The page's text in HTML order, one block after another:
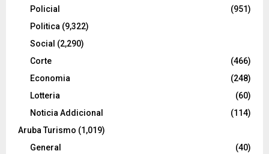
Policial
(951)
Politica (9,322)
Social (2,290)
Corte
(466)
Economia
(248)
Lotteria
(60)
Noticia Addicional
(114)
Aruba Turismo (1,019)
General
(40)